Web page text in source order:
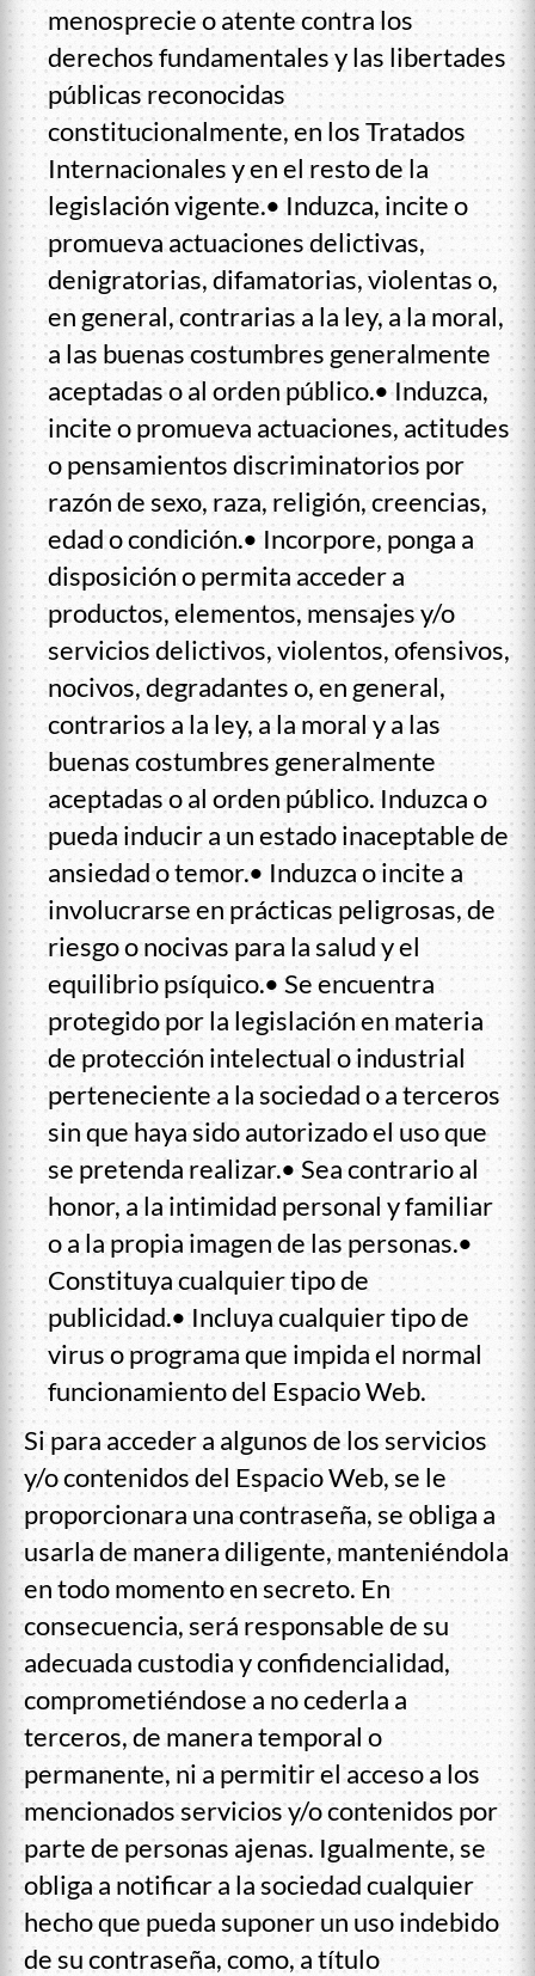
menosprecie o atente contra los
derechos fundamentales y las libertades
públicas reconocidas
constitucionalmente, en los Tratados
Internacionales y en el resto de la
legislación vigente.• Induzca, incite o
promueva actuaciones delictivas,
denigratorias, difamatorias, violentas o,
en general, contrarias a la ley, a la moral,
a las buenas costumbres generalmente
aceptadas o al orden público.• Induzca,
incite o promueva actuaciones, actitudes
o pensamientos discriminatorios por
razón de sexo, raza, religión, creencias,
edad o condición.• Incorpore, ponga a
disposición o permita acceder a
productos, elementos, mensajes y/o
servicios delictivos, violentos, ofensivos,
nocivos, degradantes o, en general,
contrarios a la ley, a la moral y a las
buenas costumbres generalmente
aceptadas o al orden público. Induzca o
pueda inducir a un estado inaceptable de
ansiedad o temor.• Induzca o incite a
involucrarse en prácticas peligrosas, de
riesgo o nocivas para la salud y el
equilibrio psíquico.• Se encuentra
protegido por la legislación en materia
de protección intelectual o industrial
perteneciente a la sociedad o a terceros
sin que haya sido autorizado el uso que
se pretenda realizar.• Sea contrario al
honor, a la intimidad personal y familiar
o a la propia imagen de las personas.•
Constituya cualquier tipo de
publicidad.• Incluya cualquier tipo de
virus o programa que impida el normal
funcionamiento del Espacio Web.
Si para acceder a algunos de los servicios
y/o contenidos del Espacio Web, se le
proporcionara una contraseña, se obliga a
usarla de manera diligente, manteniéndola
en todo momento en secreto. En
consecuencia, será responsable de su
adecuada custodia y confidencialidad,
comprometiéndose a no cederla a
terceros, de manera temporal o
permanente, ni a permitir el acceso a los
mencionados servicios y/o contenidos por
parte de personas ajenas. Igualmente, se
obliga a notificar a la sociedad cualquier
hecho que pueda suponer un uso indebido
de su contraseña, como, a título